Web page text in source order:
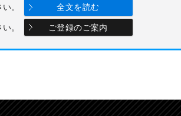
。 全文を読む
。 ご登録のご案内